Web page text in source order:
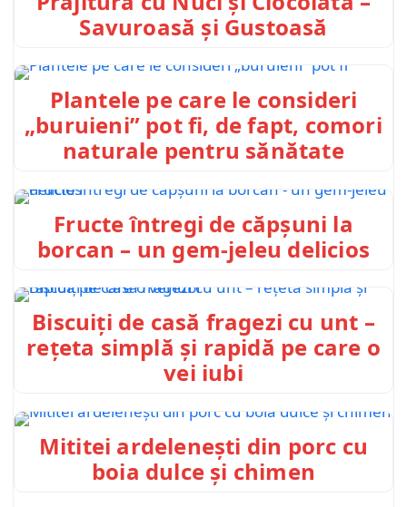
Savuroasă și Gustoasă
Plantele pe care le consideri
„buruieni” pot fi, de fapt, comori
naturale pentru sănătate
Fructe întregi de căpșuni la
borcan – un gem-jeleu delicios
Biscuiți de casă fragezi cu unt –
rețeta simplă și rapidă pe care o
vei iubi
Mititei ardelenești din porc cu
boia dulce și chimen